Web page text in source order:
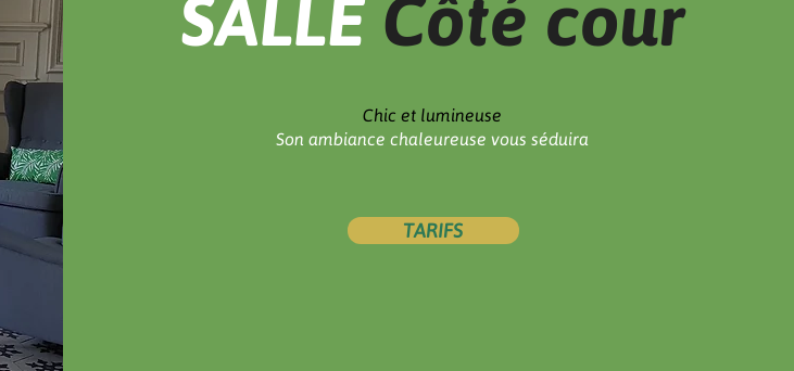
SALLE Côté cour
Chic et lumineuse
Son ambiance chaleureuse vous séduira
TARIFS